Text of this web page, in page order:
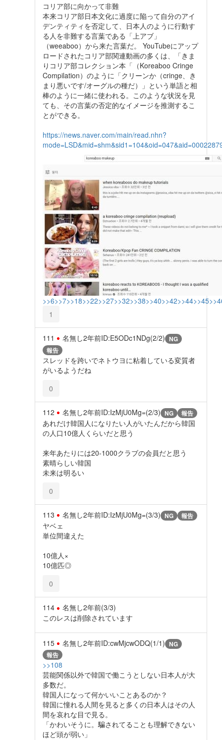
コリア部に向かって非難
本来コリア部日本文化に過度に陥って自分のアイ
デンティティを否定して、日本人のように行動す
る人を非難する言葉である「上アブ」
（weeaboo）から来た言葉だ。 YouTubeにアップ
ロードされたコリア部関連動画の多くは、「きま
りコリア部コレクション本「（Koreaboo Cringe
Compilation）のように「クリーンか（cringe、き
まり悪いです/オーグルの種だ）」という単語と相
棒のように一緒に使われる。このような状況を見
ても、その言葉の否定的なイメージを推測するこ
とができる。
https://news.naver.com/main/read.nhn?
>>6>>7>>18>>22>>27>>32>>38>>40>>42>>44>>45
1
111 名無し2年前ID:E5ODc1NDg(2/2) NG
報告
スレッドを跨いでネトウヨに粘着している変質者
がいるようだね
0
112 名無し2年前ID:IzMjU0Mg=(2/3) NG 報告
あれだけ韓国人になりたい人がいたんだから韓国
の人口10億人くらいだと思う
来年あたりには20-1000クラブの会員だと思う
素晴らしい韓国
未来は明るい
0
113 名無し2年前ID:IzMjU0Mg=(3/3) NG 報告
ヤベェ
単位間違えた
10億人×
10億匹◎
0
114 名無し2年前(3/3)
このレスは削除されています
115 名無し2年前ID:cwMjcwODQ(1/1) NG
報告
>>108
芸能関係以外で韓国で働こうとしない日本人が大
多数だ。
韓国人になって何かいいことあるのか？
韓国に憧れる人間を見ると多くの日本人はその人
間を哀れな目で見る。
「かわいそうに。騙されてることも理解できない
ほど頭が弱い」